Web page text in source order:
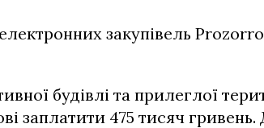
закупівель
будівлі та прилеглої
заплатити 475 тисяч гривень.